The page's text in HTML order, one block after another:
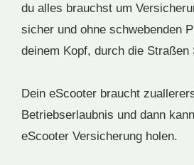
du alles brauchst um
sicher und ohne schwebenden
deinem Kopf, durch die Straßen
Dein eScooter braucht
Betriebserlaubnis und dann
eScooter Versicherung holen.